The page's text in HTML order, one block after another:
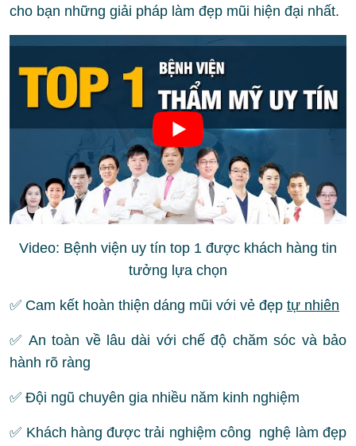
cho bạn những giải pháp làm đẹp mũi hiện đại nhất.
Video: Bệnh viện uy tín top 1 được khách hàng tin
tưởng lựa chọn
✅ Cam kết hoàn thiện dáng mũi với vẻ đẹp tự nhiên
✅ An toàn về lâu dài với chế độ chăm sóc và bảo
hành rõ ràng
✅ Đội ngũ chuyên gia nhiều năm kinh nghiệm
✅ Khách hàng được trải nghiệm công nghệ làm đẹp